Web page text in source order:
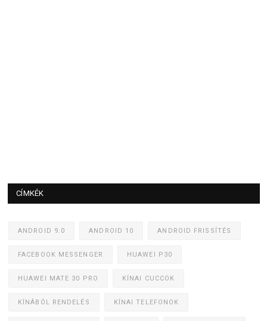
CÍMKÉK
ANDROID 9.0 ANDROID 10 ANDROID FRISSÍTÉS
FACEBOOK MESSENGER HUAWEI P30
HUAWEI MATE 30 PRO KÍNAI CUCCOK
KÍNÁBÓL RENDELÉS KÍNAI TELEFONOK